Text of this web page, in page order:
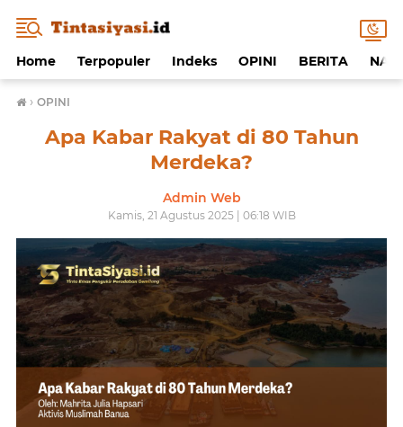
Home Terpopuler Indeks OPINI BERITA
› OPINI
Apa Kabar Rakyat di 80 Tahun
Merdeka?
Admin Web
Kamis, 21 Agustus 2025 | 06:18 WIB